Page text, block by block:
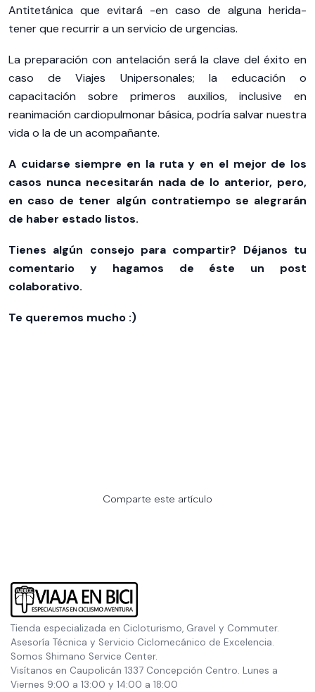
Antitetánica que evitará -en caso de alguna herida-
tener que recurrir a un servicio de urgencias.
La preparación con antelación será la clave del éxito en
caso de Viajes Unipersonales; la educación o
capacitación sobre primeros auxilios, inclusive en
reanimación cardiopulmonar básica, podría salvar nuestra
vida o la de un acompañante.
A cuidarse siempre en la ruta y en el mejor de los
casos nunca necesitarán nada de lo anterior, pero,
en caso de tener algún contratiempo se alegrarán
de haber estado listos.
Tienes algún consejo para compartir? Déjanos tu
comentario y hagamos de éste un post
colaborativo.
Te queremos mucho :)
Comparte este artículo
Tienda especializada en Cicloturismo, Gravel y Commuter.
Asesoría Técnica y Servicio Ciclomecánico de Excelencia.
Somos Shimano Service Center.
Visítanos en Caupolicán 1337 Concepción Centro. Lunes a
Viernes 9:00 a 13:00 y 14:00 a 18:00